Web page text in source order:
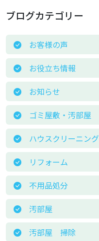
ブログカテゴリー
お客様の声
お役立ち情報
お知らせ
ゴミ屋敷・汚部屋
ハウスクリーニング
リフォーム
不用品処分
汚部屋
汚部屋 掃除